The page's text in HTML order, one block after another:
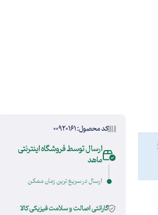
کد محصول: 00920161
ارسال توسط فروشگاه اینترنتی
ماهد
ارسال در سریع ترین زمان ممکن
گارانتی اصالت و سلامت فیزیکی کالا